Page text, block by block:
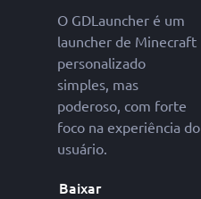
O GDLauncher é um
launcher de Minecraft
personalizado
simples, mas
poderoso, com forte
foco na experiência do
usuário.
Baixar